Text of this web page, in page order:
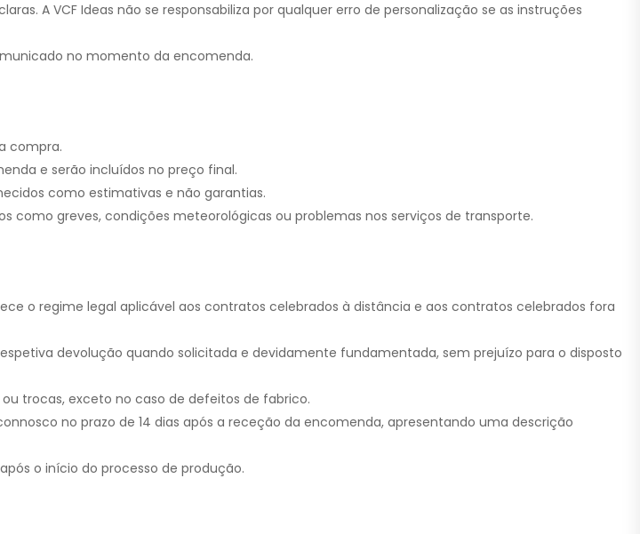
A VCF Ideas não se responsabiliza por qualquer erro de personalização se as instruções
no momento da encomenda.
compra.
e serão incluídos no preço final.
como estimativas e não garantias.
como greves, condições meteorológicas ou problemas nos serviços de transporte.
o regime legal aplicável aos contratos celebrados à distância e aos contratos celebrados fora
devolução quando solicitada e devidamente fundamentada, sem prejuízo para o disposto
trocas, exceto no caso de defeitos de fabrico.
no prazo de 14 dias após a receção da encomenda, apresentando uma descrição
o início do processo de produção.